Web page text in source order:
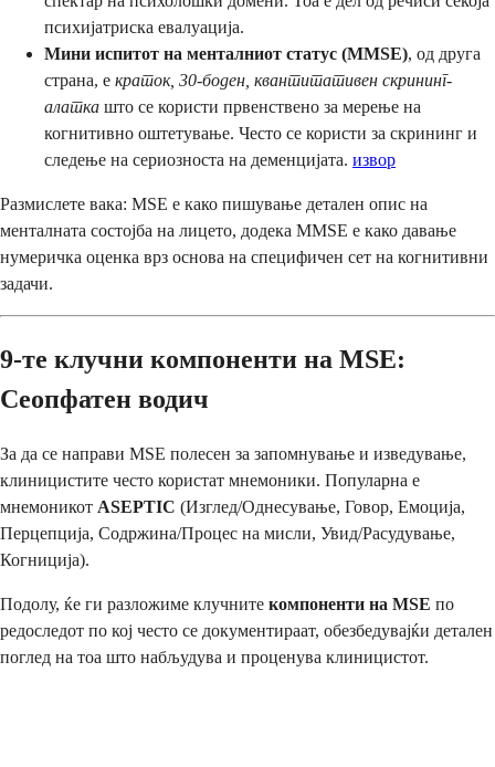
психијатриска евалуација.
Мини испитот на менталниот статус (MMSE), од друга
страна, е краток, 30-боден, квантитативен скрининг-
алатка што се користи првенствено за мерење на
когнитивно оштетување. Често се користи за скрининг и
следење на сериозноста на деменцијата. извор
Размислете вака: MSE е како пишување детален опис на
менталната состојба на лицето, додека MMSE е како давање
нумеричка оценка врз основа на специфичен сет на когнитивни
задачи.
9-те клучни компоненти на MSE:
Сеопфатен водич
За да се направи MSE полесен за запомнување и изведување,
клиницистите често користат мнемоники. Популарна е
мнемоникот ASEPTIC (Изглед/Однесување, Говор, Емоција,
Перцепција, Содржина/Процес на мисли, Увид/Расудување,
Когниција).
Подолу, ќе ги разложиме клучните компоненти на MSE по
редоследот по кој често се документираат, обезбедувајќи детален
поглед на тоа што набљудува и проценува клиницистот.